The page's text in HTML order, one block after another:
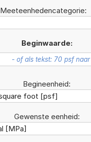
Meeteenhedencategorie:
Beginwaarde:
Begineenheid:
Gewenste eenheid: